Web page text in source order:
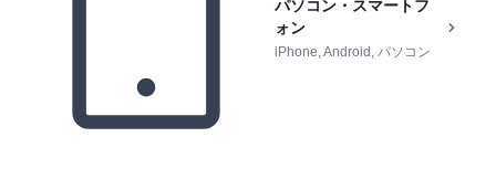
パソコン・スマートフ
ォン
iPhone, Android, パソコン